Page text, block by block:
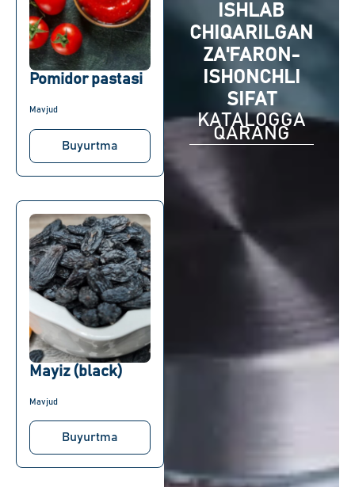
Pomidor pastasi
Mavjud
Buyurtma
Mayiz (black)
Mavjud
Buyurtma
ISHLAB
CHIQARILGAN
ZA'FARON-
ISHONCHLI
SIFAT
KATALOGGA
QARANG